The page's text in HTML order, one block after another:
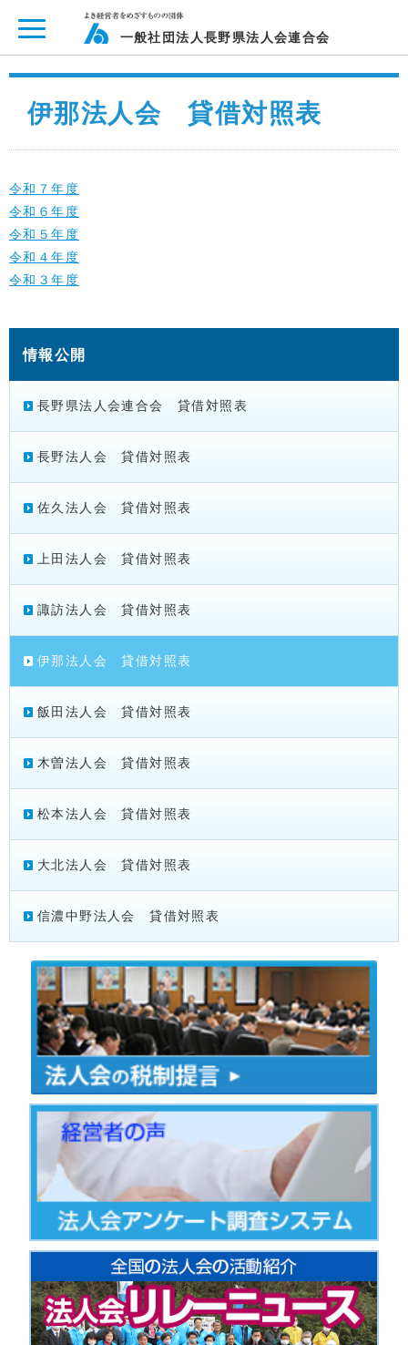
一般社団法人長野県法人会連合会
伊那法人会 貸借対照表
令和７年度
令和６年度
令和５年度
令和４年度
令和３年度
情報公開
長野県法人会連合会 貸借対照表
長野法人会 貸借対照表
佐久法人会 貸借対照表
上田法人会 貸借対照表
諏訪法人会 貸借対照表
伊那法人会 貸借対照表
飯田法人会 貸借対照表
木曽法人会 貸借対照表
松本法人会 貸借対照表
大北法人会 貸借対照表
信濃中野法人会 貸借対照表